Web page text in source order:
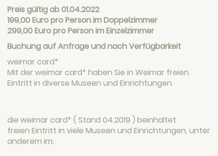
Preis gültig ab 01.04.2022
199,00 Euro pro Person im Doppelzimmer
299,00 Euro pro Person im Einzelzimmer
Buchung auf Anfrage und nach Verfügbarkeit
weimar card*
Mit der weimar card* haben Sie in Weimar freien
Eintritt in diverse Museen und Einrichtungen.
die weimar card* ( Stand 04.2019 ) beinhaltet
freien Eintritt in viele Museen und Einrichtungen, unter
anderem im: